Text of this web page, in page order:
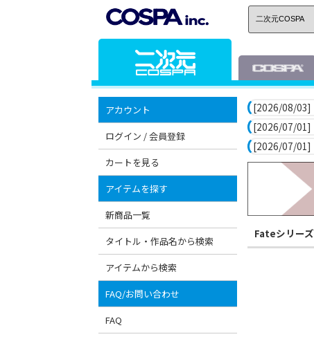
アカウント
ログイン / 会員登録
カートを見る
アイテムを探す
新商品一覧
タイトル・作品名から検索
アイテムから検索
FAQ/お問い合わせ
FAQ
[2026/08/03]
[2026/07/01]
[2026/07/01]
Fateシリーズ